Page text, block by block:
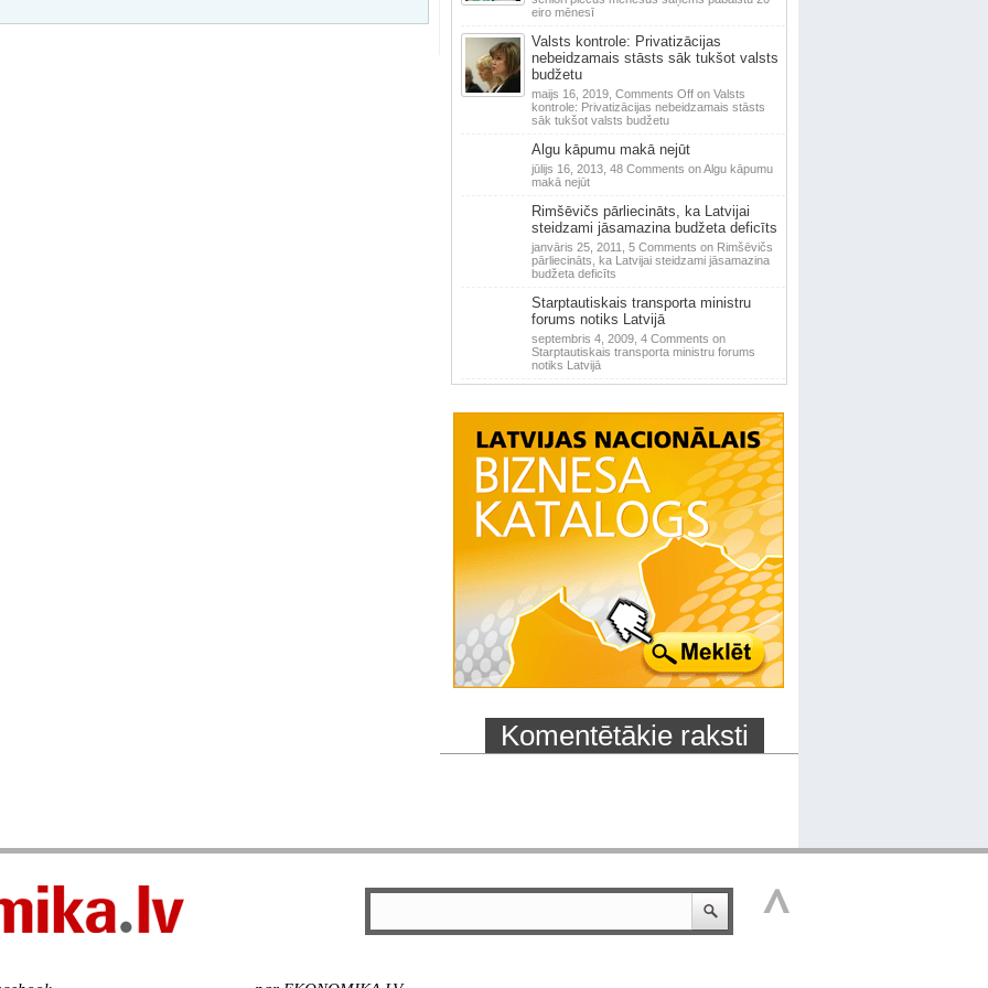
eiro mēnesī
Valsts kontrole: Privatizācijas
nebeidzamais stāsts sāk tukšot valsts
budžetu
maijs 16, 2019, Comments Offon Valsts
kontrole: Privatizācijas nebeidzamais stāsts
sāk tukšot valsts budžetu
Algu kāpumu makā nejūt
jūlijs 16, 2013, 48 Comments on Algu kāpumu
makā nejūt
Rimšēvičs pārliecināts, ka Latvijai
steidzami jāsamazina budžeta deficīts
janvāris 25, 2011, 5 Comments on Rimšēvičs
pārliecināts, ka Latvijai steidzami jāsamazina
budžeta deficīts
Starptautiskais transporta ministru
forums notiks Latvijā
septembris 4, 2009, 4 Comments on
Starptautiskais transporta ministru forums
notiks Latvijā
Komentētākie raksti